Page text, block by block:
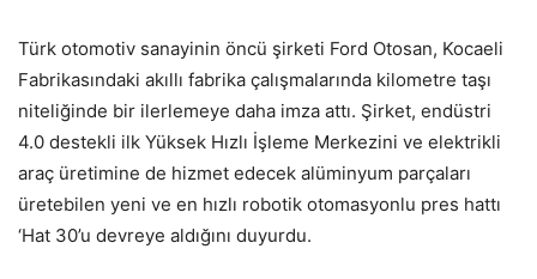
Türk otomotiv sanayinin öncü şirketi Ford Otosan, Kocaeli
Fabrikasındaki akıllı fabrika çalışmalarında kilometre taşı
niteliğinde bir ilerlemeye daha imza attı. Şirket, endüstri
4.0 destekli ilk Yüksek Hızlı İşleme Merkezini ve elektrikli
araç üretimine de hizmet edecek alüminyum parçaları
üretebilen yeni ve en hızlı robotik otomasyonlu pres hattı
‘Hat 30’u devreye aldığını duyurdu.